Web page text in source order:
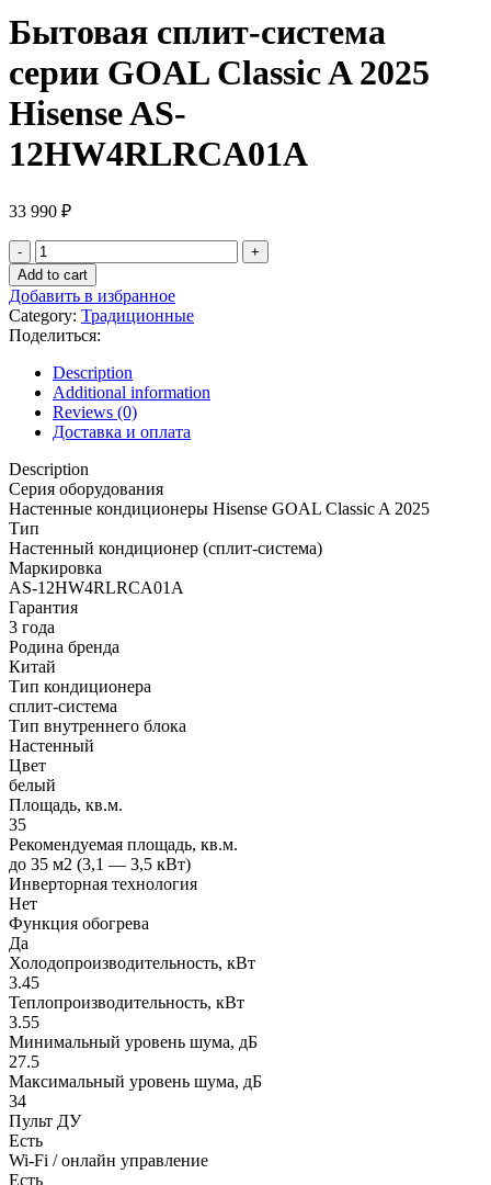
Бытовая сплит-система
серии GOAL Classic A 2025
Hisense AS-
12HW4RLRCA01A
33 990 ₽
Бытовая
сплит-
система
серии
GOAL
Classic
A
2025
Hisense
AS-
12HW4RLRCA01A
quantity
Add to cart
Добавить в избранное
Category: Традиционные
Поделиться:
Description
Additional information
Reviews (0)
Доставка и оплата
Description
Серия оборудования
Настенные кондиционеры Hisense GOAL Classic A 2025
Тип
Настенный кондиционер (сплит-система)
Маркировка
AS-12HW4RLRCA01A
Гарантия
3 года
Родина бренда
Китай
Тип кондиционера
сплит-система
Тип внутреннего блока
Настенный
Цвет
белый
Площадь, кв.м.
35
Рекомендуемая площадь, кв.м.
до 35 м2 (3,1 — 3,5 кВт)
Инверторная технология
Нет
Функция обогрева
Да
Холодопроизводительность, кВт
3.45
Теплопроизводительность, кВт
3.55
Минимальный уровень шума, дБ
27.5
Максимальный уровень шума, дБ
34
Пульт ДУ
Есть
Wi-Fi / онлайн управление
Есть